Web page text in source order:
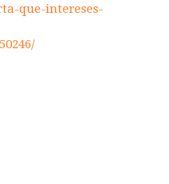
que-intereses-